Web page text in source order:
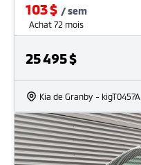
103$ /sem
Achat 72 mois
25 495$
Kia de Granby - kigT0457A